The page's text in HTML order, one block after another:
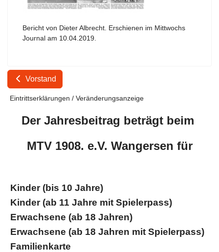
Bericht von Dieter Albrecht. Erschienen im Mittwochs
Journal am 10.04.2019.
Vorstand
Eintrittserklärungen / Veränderungsanzeige
Der Jahresbeitrag beträgt beim
MTV 1908. e.V. Wangersen für
Kinder (bis 10 Jahre)
Kinder (ab 11 Jahre mit Spielerpass)
Erwachsene (ab 18 Jahren)
Erwachsene (ab 18 Jahren mit Spielerpass)
Familienkarte